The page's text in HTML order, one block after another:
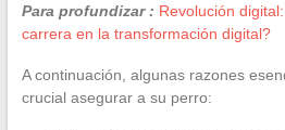
Para profundizar : Revolución
carrera en la transformación digital?
A continuación, algunas razones
crucial asegurar a su perro: